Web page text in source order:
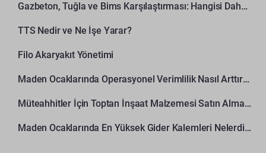
Gazbeton, Tuğla ve Bims Karşılaştırması: Hangisi Daha Avantajlı?
TTS Nedir ve Ne İşe Yarar?
Filo Akaryakıt Yönetimi
Maden Ocaklarında Operasyonel Verimlilik Nasıl Arttırılır?
Müteahhitler İçin Toptan İnşaat Malzemesi Satın Alma Rehberi
Maden Ocaklarında En Yüksek Gider Kalemleri Nelerdir?